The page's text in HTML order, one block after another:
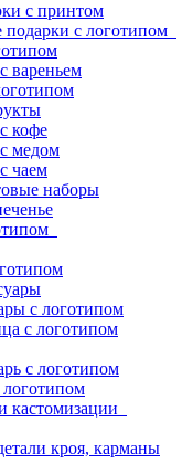
с принтом
с логотипом
вареньем
кофе
медом
чаем
наборы
с логотипом
с логотипом
с логотипом
кастомизации
кроя, карманы